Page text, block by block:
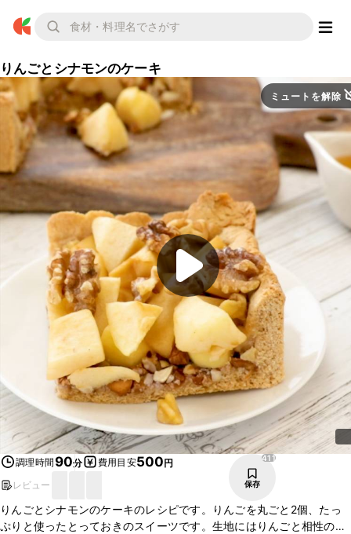
りんごとシナモンのケーキ
ミュートを解除
調理時間90分 費用目安500円
レビュー
411
保存
りんごとシナモンのケーキのレシピです。りんごを丸ごと2個、たっ
ぷりと使ったとっておきのスイーツです。生地にはりんごと相性のい